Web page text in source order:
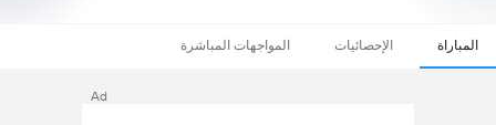
المباراة الإحصائيات المواجهات المباشرة
Ad